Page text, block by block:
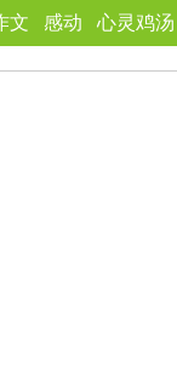
文 感动 心灵鸡汤